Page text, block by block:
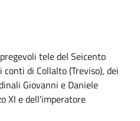
tele del Seicento
di Collalto (Treviso), dei
Giovanni e Daniele
XI e dell'imperatore